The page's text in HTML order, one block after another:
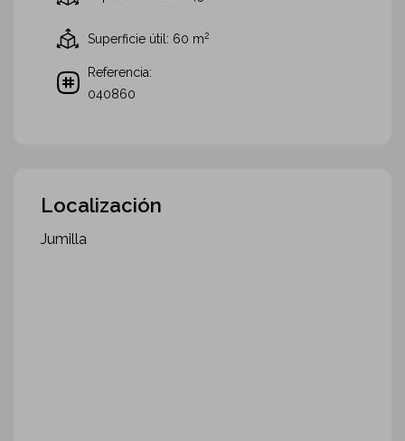
Superficie útil: 60 m2
Referencia:
040860
Localización
Jumilla